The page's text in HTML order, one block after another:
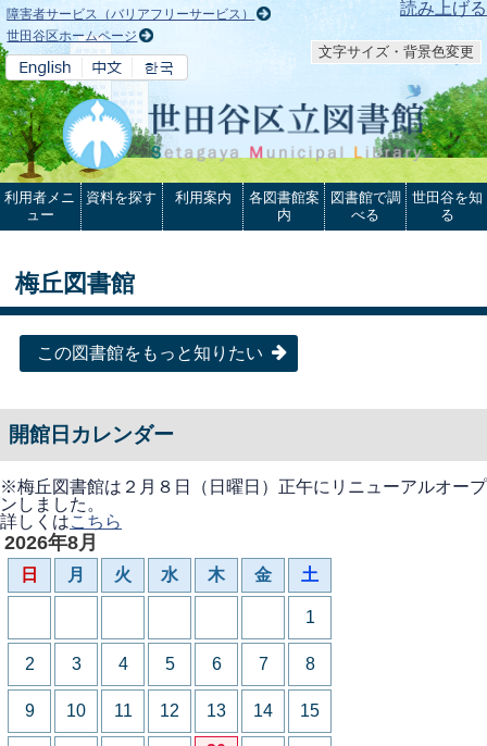
本文へ 読み上げる
障害者サービス（バリアフリーサービス）
世田谷区ホームページ
文字サイズ・背景色変更
利用者メニ
ュー
資料を探す 利用案内
各図書館案
内
図書館で調
べる
世田谷を知
る
梅丘図書館
この図書館をもっと知りたい
開館日カレンダー
※梅丘図書館は２月８日（日曜日）正午にリニューアルオープ
ンしました。
詳しくはこちら
2026年8月
日 月 火 水 木 金 土
1
2 3 4 5 6 7 8
9 10 11 12 13 14 15